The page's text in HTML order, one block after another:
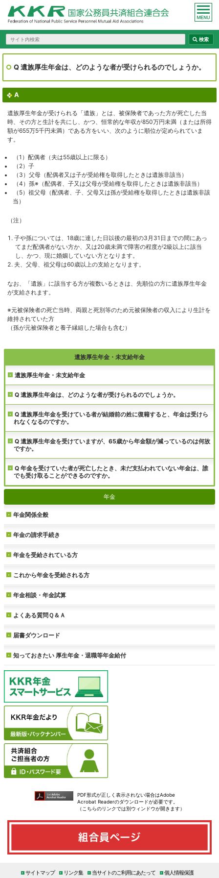
遺族厚生年金・未支給年金
遺族厚生年金・未支給年金
Q 遺族厚生年金は、どのような者が受けられるのでしょうか。
Q 遺族厚生年金を受けている者が結婚前の姓に復籍すると、年金は受けら
れなくなるのですか。
Q 遺族厚生年金を受けていますが、65歳から年金額が減っているのは何故
ですか。
Q 年金を受けていた者が死亡したとき、未だ支払われていない年金は、誰
でも受け取ることができるのですか。
年金
年金関係全般
年金の請求手続き
年金を受給されている方
これから年金を受給される方
年金相談・年金試算
よくある質問Ｑ＆Ａ
届書ダウンロード
知っておきたい 厚生年金・退職等年金給付
Q 遺族厚生年金は、どのような者が受けられるのでしょうか。
A
遺族厚生年金が受けられる「遺族」とは、被保険者であった方が死亡した当
時、その方と生計を共にし、かつ、恒常的な年収が850万円未満（または所得
額が655万5千円未満）である方をいい、次のように順位が定められていま
す。
（1）配偶者（夫は55歳以上に限る）
（2）子
（3）父母（配偶者又は子が受給権を取得したときは遺族非該当）
（4）孫※（配偶者、子又は父母が受給権を取得したときは遺族非該当）
（5）祖父母（配偶者、子、父母又は孫が受給権を取得したときは遺族非該
当）
（注）
子や孫については、18歳に達した日以後の最初の3月31日までの間にあっ
てまだ配偶者がない方か、又は20歳未満で障害の程度が2級以上に該当
し、かつ、現に婚姻していない方となります。
夫、父母、祖父母は60歳以上の支給となります。
なお、「遺族」に該当する方が複数いるときは、先順位の方に遺族厚生年金
が支給されます。
※元被保険者の死亡当時、両親と死別等のため元被保険者の収入により生計を
維持されていた方
（孫が元被保険者と養子縁組した場合も含む）
PDF形式が正しく表示されない場合はAdobe
Acrobat Readerのダウンロードが必要です。
（こちらのリンクでは別ウィンドウが開きます）
サイトマップ リンク集 当サイトのご利用にあたって 個人情報保護